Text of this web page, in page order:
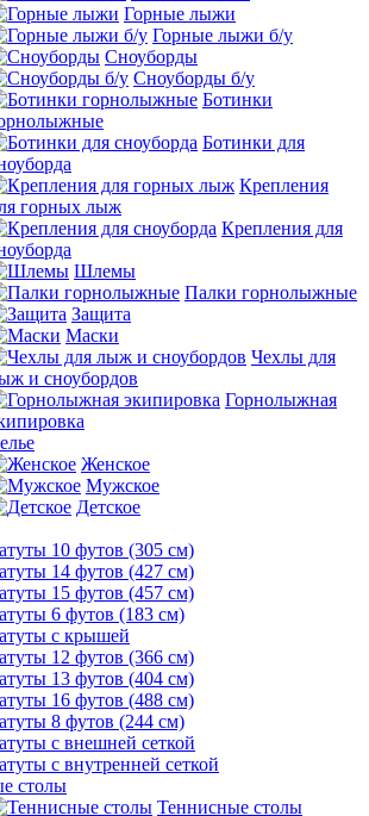
Горные лыжи
Горные лыжи б/у
Сноуборды
Сноуборды б/у
Ботинки
Ботинки для
Крепления
горных лыж
Крепления для
Шлемы
Палки горнолыжные
Защита
Маски
Чехлы для
и сноубордов
Горнолыжная
Женское
Мужское
Детское
10 футов (305 см)
14 футов (427 см)
15 футов (457 см)
6 футов (183 см)
с крышей
12 футов (366 см)
13 футов (404 см)
16 футов (488 см)
8 футов (244 см)
с внешней сеткой
с внутренней сеткой
столы
Теннисные столы